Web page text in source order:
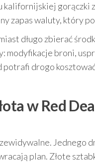
gorączki
zapas waluty, który
długo zbierać
modyfikacje broni,
potrafi drogo
w Red
Jednego
plan. Złote